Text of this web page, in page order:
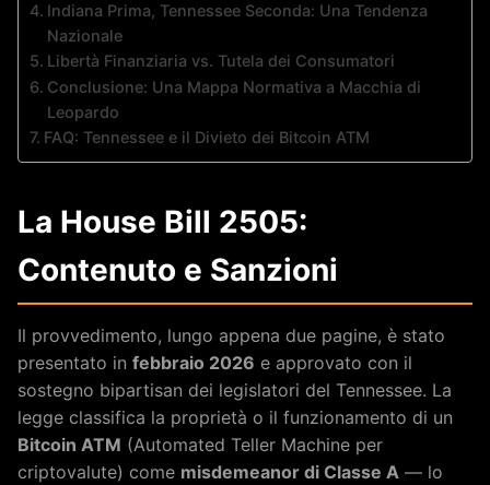
Indiana Prima, Tennessee Seconda: Una Tendenza
Nazionale
Libertà Finanziaria vs. Tutela dei Consumatori
Conclusione: Una Mappa Normativa a Macchia di
Leopardo
FAQ: Tennessee e il Divieto dei Bitcoin ATM
La House Bill 2505:
Contenuto e Sanzioni
Il provvedimento, lungo appena due pagine, è stato
presentato in febbraio 2026 e approvato con il
sostegno bipartisan dei legislatori del Tennessee. La
legge classifica la proprietà o il funzionamento di un
Bitcoin ATM (Automated Teller Machine per
criptovalute) come misdemeanor di Classe A — lo